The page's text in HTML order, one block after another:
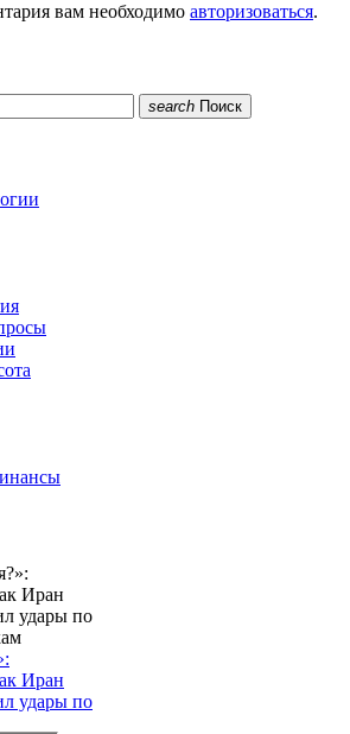
вам необходимо авторизоваться.
search Поиск
Иран
удары по